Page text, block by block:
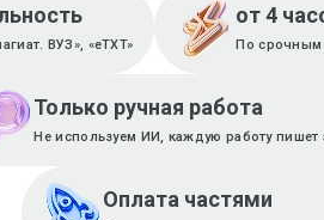
ВУЗ», «eTXT»
от 4
По срочным
Только ручная работа
Не используем ИИ, каждую работу пишет
Оплата частями